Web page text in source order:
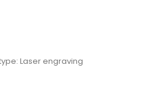
Laser engraving